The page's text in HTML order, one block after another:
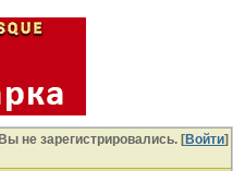
Вы не зарегистрировались. [Войти]